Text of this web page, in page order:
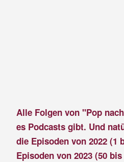
Alle Folgen von "Pop
es Podcasts gibt. Und
die Episoden von 2022 (1
Episoden von 2023 (50 bis